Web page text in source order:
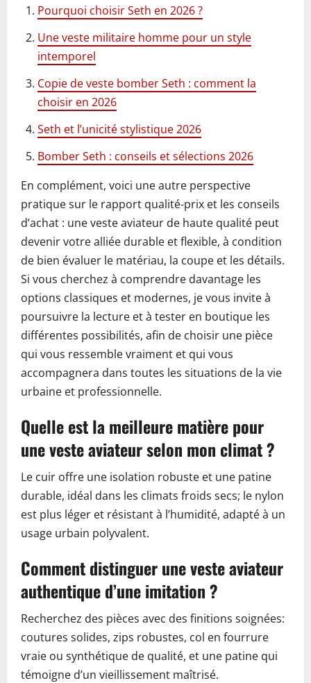
Pourquoi choisir Seth en 2026 ?
Une veste militaire homme pour un style
intemporel
Copie de veste bomber Seth : comment la
choisir en 2026
Seth et l’unicité stylistique 2026
Bomber Seth : conseils et sélections 2026
En complément, voici une autre perspective
pratique sur le rapport qualité-prix et les conseils
d’achat : une veste aviateur de haute qualité peut
devenir votre alliée durable et flexible, à condition
de bien évaluer le matériau, la coupe et les détails.
Si vous cherchez à comprendre davantage les
options classiques et modernes, je vous invite à
poursuivre la lecture et à tester en boutique les
différentes possibilités, afin de choisir une pièce
qui vous ressemble vraiment et qui vous
accompagnera dans toutes les situations de la vie
urbaine et professionnelle.
Quelle est la meilleure matière pour
une veste aviateur selon mon climat ?
Le cuir offre une isolation robuste et une patine
durable, idéal dans les climats froids secs; le nylon
est plus léger et résistant à l’humidité, adapté à un
usage urbain polyvalent.
Comment distinguer une veste aviateur
authentique d’une imitation ?
Recherchez des pièces avec des finitions soignées:
coutures solides, zips robustes, col en fourrure
vraie ou synthétique de qualité, et une patine qui
témoigne d’un vieillissement maîtrisé.